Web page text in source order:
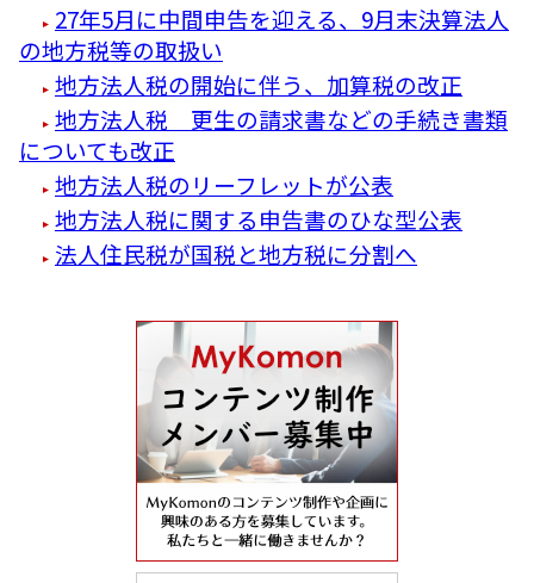
27年5月に中間申告を迎える、9月末決算法人
の地方税等の取扱い
地方法人税の開始に伴う、加算税の改正
地方法人税 更生の請求書などの手続き書類
についても改正
地方法人税のリーフレットが公表
地方法人税に関する申告書のひな型公表
法人住民税が国税と地方税に分割へ